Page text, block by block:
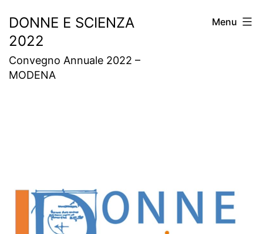
to
content
DONNE E SCIENZA
2022
Convegno Annuale 2022 –
MODENA
Menu